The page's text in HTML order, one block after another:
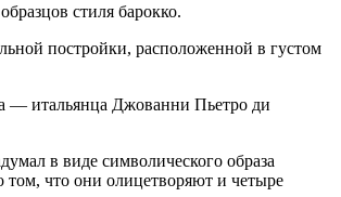
стиля барокко.
постройки, расположенной в густом
— итальянца Джованни Пьетро ди
в виде символического образа
том, что они олицетворяют и четыре